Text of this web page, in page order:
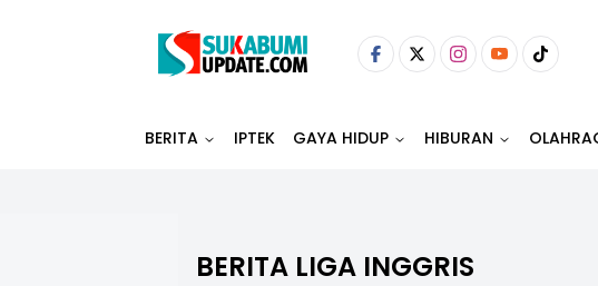
BERITA IPTEK GAYA HIDUP HIBURAN
BERITA LIGA INGGRIS